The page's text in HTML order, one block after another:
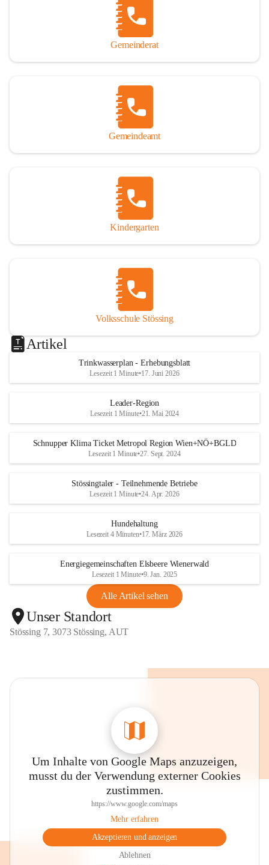
Gemeinderat
Gemeindeamt
Kindergarten
Volksschule Stössing
Artikel
Trinkwasserplan - Erhebungsblatt
Lesezeit 1 Minute•17. Juni 2026
Leader-Region
Lesezeit 1 Minute•21. Mai 2024
Schnupper Klima Ticket Metropol Region Wien+NÖ+BGLD
Lesezeit 1 Minute•27. Sept. 2024
Stössingtaler - Teilnehmende Betriebe
Lesezeit 1 Minute•24. Apr. 2026
Hundehaltung
Lesezeit 4 Minuten•17. März 2026
Energiegemeinschaften Elsbeere Wienerwald
Lesezeit 1 Minute•9. Jan. 2025
Alle Artikel sehen
Unser Standort
Stössing 7, 3073 Stössing, AUT
Um Inhalte von Google Maps anzuzeigen,
musst du der Verwendung externer Cookies
zustimmen.
https://www.google.com/maps
Mehr erfahren
Akzeptieren und anzeigen
Ablehnen